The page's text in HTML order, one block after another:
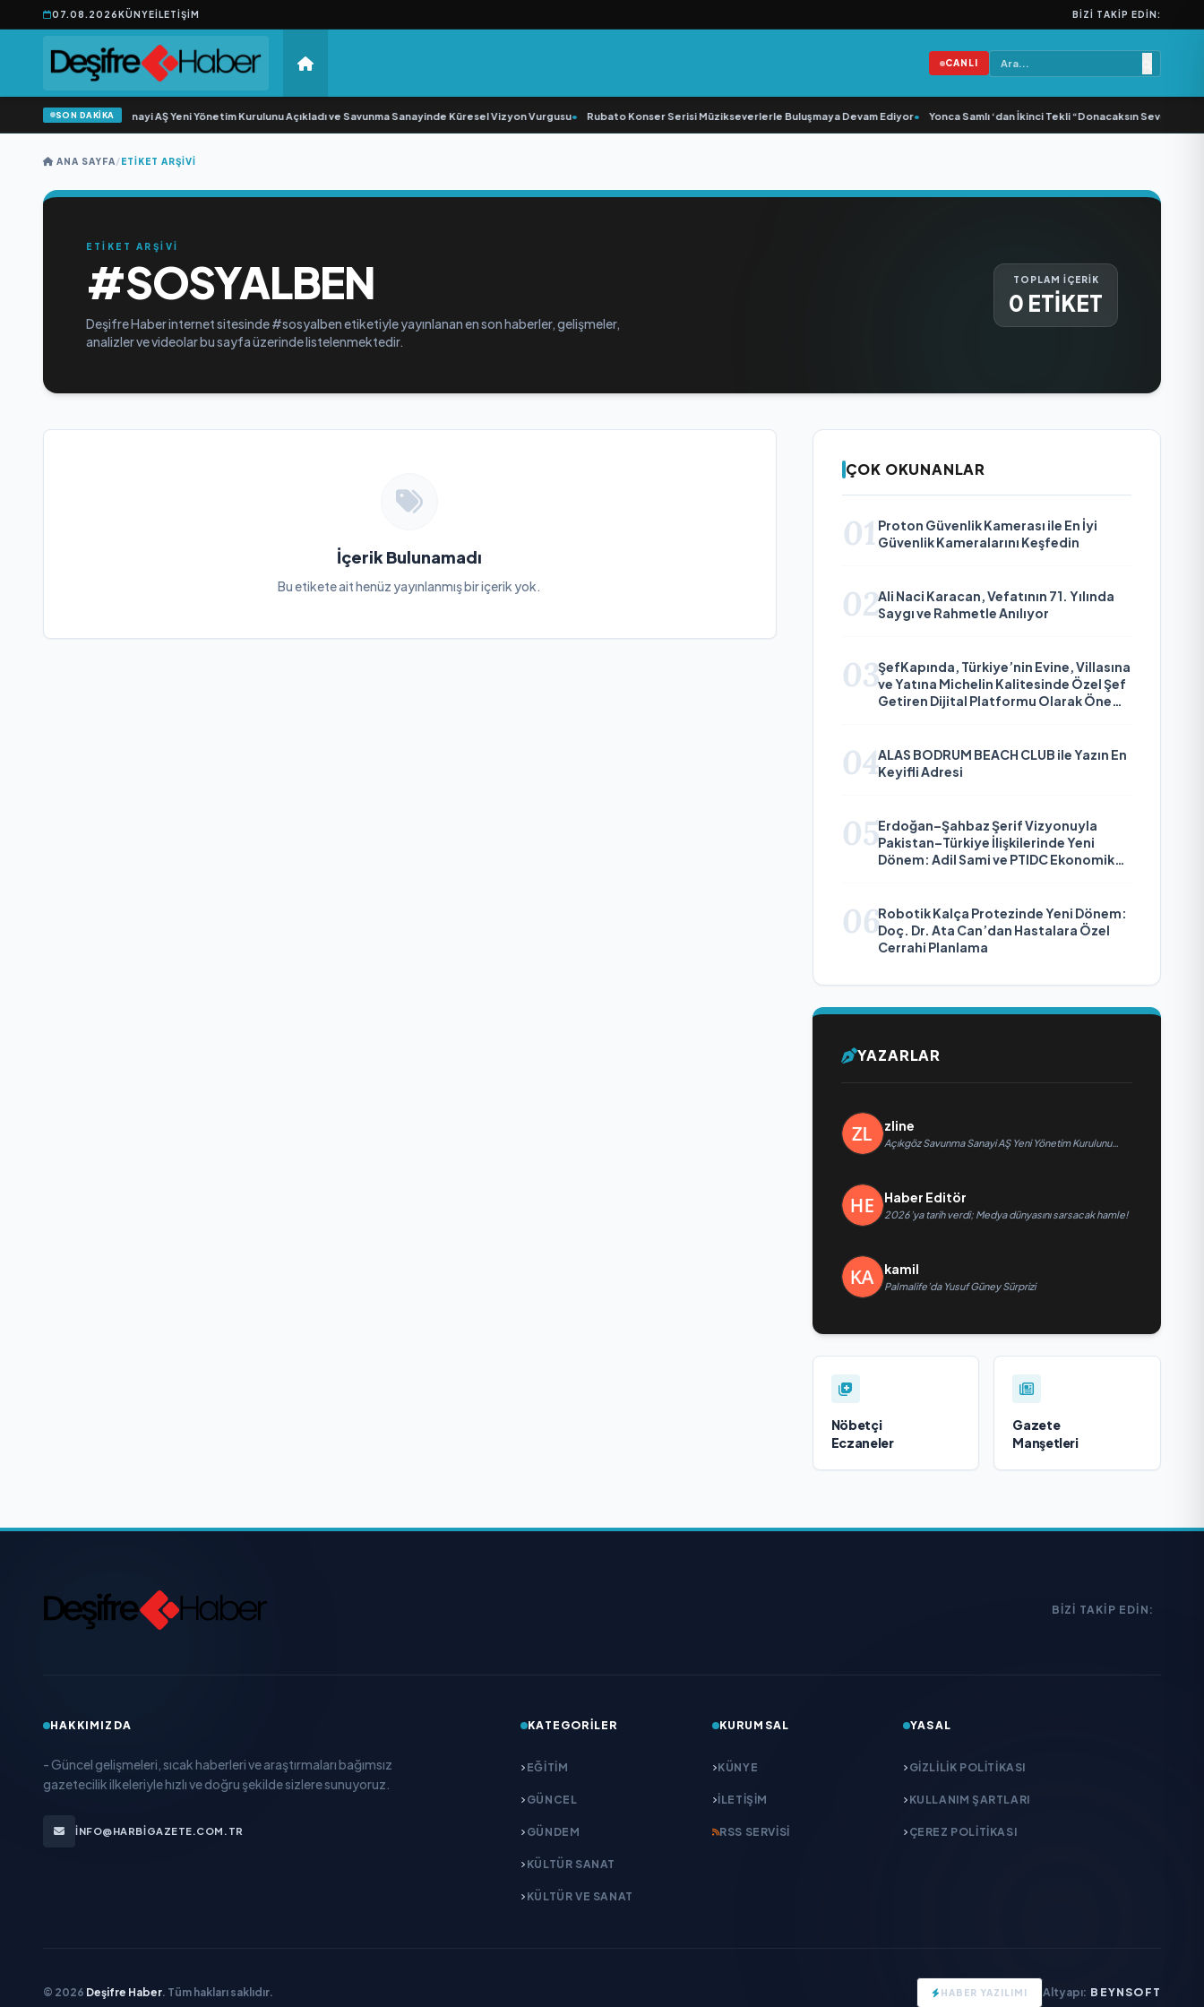
07.08.2026KÜNYEİLETIŞIM BIZI TAKIP EDIN:
CANLI
SON DAKİKA
Açıkgöz Savunma Sanayi AŞ Yeni Yönetim Kurulunu Açıkladı ve Savunma Sanayinde Küresel Vizyon Vurgusu• Rubato Konser Serisi Müzikseverlerle Buluşmaya Devam Ediyor• Yonca Samlı ‘dan İkinci Tekli “Donacaksın Sevgilim “
ANA SAYFA/ETIKET ARŞIVI
ETİKET ARŞİVİ
#SOSYALBEN
Deşifre Haber internet sitesinde #sosyalben etiketiyle yayınlanan en son haberler, gelişmeler,
analizler ve videolar bu sayfa üzerinde listelenmektedir.
TOPLAM İÇERİK
0 ETİKET
İçerik Bulunamadı
Bu etikete ait henüz yayınlanmış bir içerik yok.
ÇOK OKUNANLAR
01 Proton Güvenlik Kamerası ile En İyi
Güvenlik Kameralarını Keşfedin
02Ali Naci Karacan, Vefatının 71. Yılında
Saygı ve Rahmetle Anılıyor
03ŞefKapında, Türkiye’nin Evine, Villasına
ve Yatına Michelin Kalitesinde Özel Şef
Getiren Dijital Platformu Olarak Öne
04ALAS BODRUM BEACH CLUB ile Yazın En
Keyifli Adresi
05Erdoğan–Şahbaz Şerif Vizyonuyla
Pakistan–Türkiye İlişkilerinde Yeni
Dönem: Adil Sami ve PTIDC Ekonomik
06Robotik Kalça Protezinde Yeni Dönem:
Doç. Dr. Ata Can’dan Hastalara Özel
Cerrahi Planlama
YAZARLAR
zline
Açıkgöz Savunma Sanayi AŞ Yeni Yönetim Kurulunu
Haber Editör
2026’ya tarih verdi; Medya dünyasını sarsacak hamle!
kamil
Palmalife’da Yusuf Güney Sürprizi
Nöbetçi
Eczaneler
Gazete
Manşetleri
BIZI TAKIP EDIN:
HAKKIMIZDA
- Güncel gelişmeleri, sıcak haberleri ve araştırmaları bağımsız
gazetecilik ilkeleriyle hızlı ve doğru şekilde sizlere sunuyoruz.
INFO@HARBIGAZETE.COM.TR
KATEGORILER
EĞITIM
GÜNCEL
GÜNDEM
KÜLTÜR SANAT
KÜLTÜR VE SANAT
KURUMSAL
KÜNYE
İLETIŞIM
RSS SERVISI
YASAL
GIZLILIK POLITIKASI
KULLANIM ŞARTLARI
ÇEREZ POLITIKASI
© 2026 Deşifre Haber. Tüm hakları saklıdır. HABER YAZILIMI Altyapı: BEYNSOFT